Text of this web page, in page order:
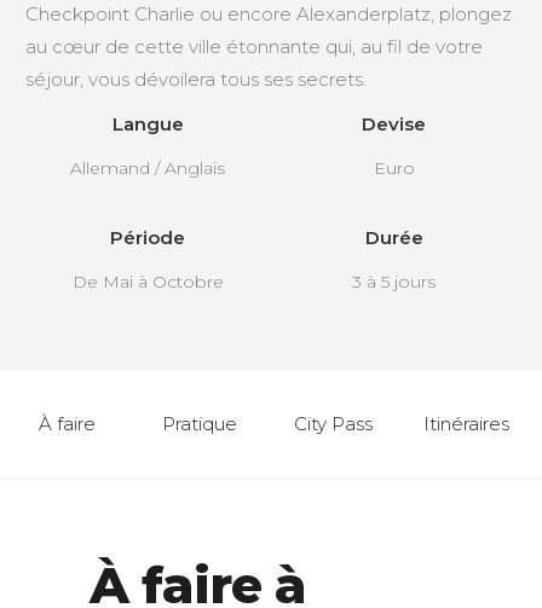
Checkpoint Charlie ou encore Alexanderplatz, plongez
au cœur de cette ville étonnante qui, au fil de votre
séjour, vous dévoilera tous ses secrets.
Langue
Allemand / Anglais
Devise
Euro
Période
De Mai à Octobre
Durée
3 à 5 jours
À faire Pratique City Pass Itinéraires
À faire à